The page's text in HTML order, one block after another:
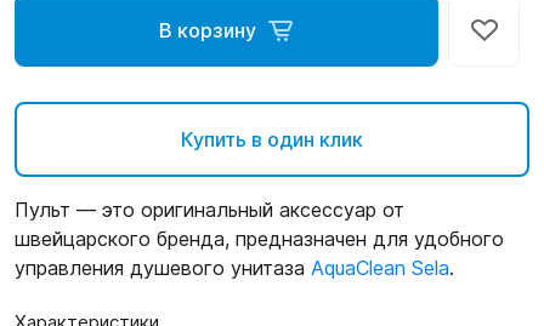
В корзину
Купить в один клик
Пульт — это оригинальный аксессуар от
швейцарского бренда, предназначен для удобного
управления душевого унитаза AquaClean Sela.